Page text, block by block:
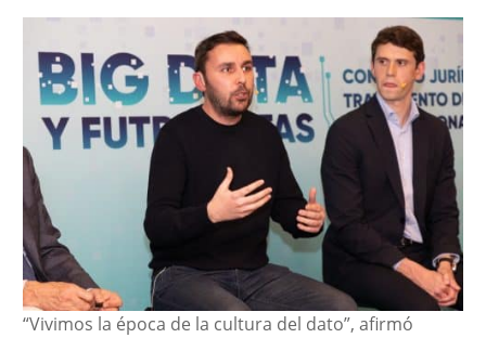
“Vivimos la época de la cultura del dato”, afirmó